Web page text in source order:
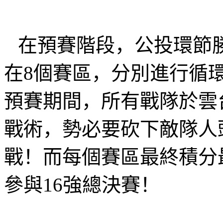
在預賽階段，公投環節
在8個賽區，分別進行循
預賽期間，所有戰隊於
戰術，勢必要砍下敵隊
戰！而每個賽區最終積分
參與16強總決賽！